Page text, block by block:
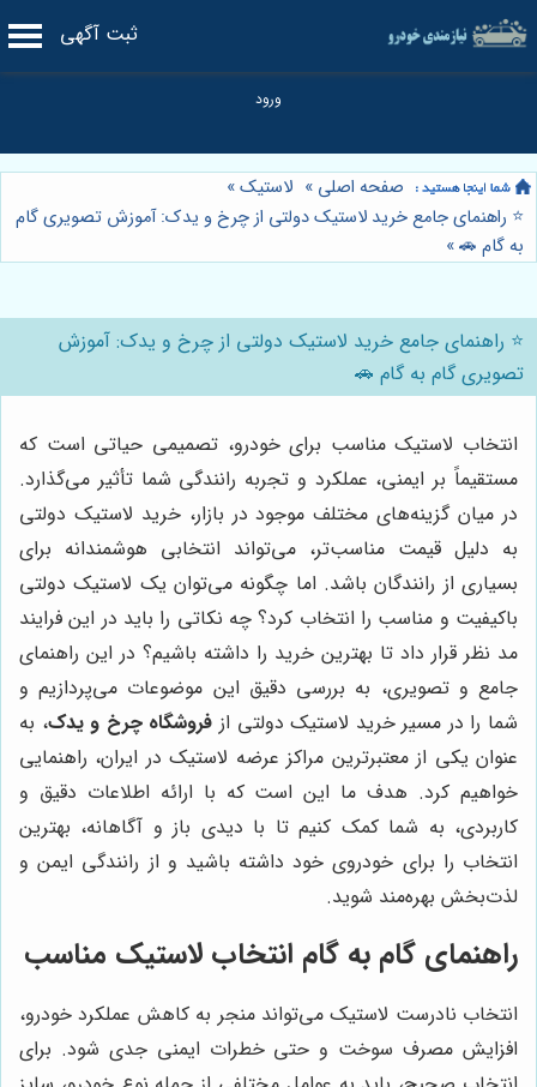
ثبت آگهی
صفحه اصلی » لاستیک»
⭐️ راهنمای جامع خرید لاستیک دولتی از چرخ و یدک: آموزش تصویری گام
به گام 🚗»
⭐️ راهنمای جامع خرید لاستیک دولتی از چرخ و یدک: آموزش
تصویری گام به گام 🚗
انتخاب لاستیک مناسب برای خودرو، تصمیمی حیاتی است که
مستقیماً بر ایمنی، عملکرد و تجربه رانندگی شما تأثیر می‌گذارد.
در میان گزینه‌های مختلف موجود در بازار، خرید لاستیک دولتی
به دلیل قیمت مناسب‌تر، می‌تواند انتخابی هوشمندانه برای
بسیاری از رانندگان باشد. اما چگونه می‌توان یک لاستیک دولتی
باکیفیت و مناسب را انتخاب کرد؟ چه نکاتی را باید در این فرایند
مد نظر قرار داد تا بهترین خرید را داشته باشیم؟ در این راهنمای
جامع و تصویری، به بررسی دقیق این موضوعات می‌پردازیم و
شما را در مسیر خرید لاستیک دولتی از فروشگاه چرخ و یدک، به
عنوان یکی از معتبرترین مراکز عرضه لاستیک در ایران، راهنمایی
خواهیم کرد. هدف ما این است که با ارائه اطلاعات دقیق و
کاربردی، به شما کمک کنیم تا با دیدی باز و آگاهانه، بهترین
انتخاب را برای خودروی خود داشته باشید و از رانندگی ایمن و
لذت‌بخش بهره‌مند شوید.
راهنمای گام به گام انتخاب لاستیک مناسب
انتخاب نادرست لاستیک می‌تواند منجر به کاهش عملکرد خودرو،
افزایش مصرف سوخت و حتی خطرات ایمنی جدی شود. برای